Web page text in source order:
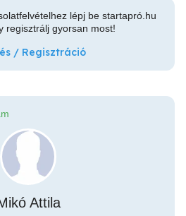
lépj be startapró.hu
regisztrálj gyorsan most!
/ Regisztráció
Attila